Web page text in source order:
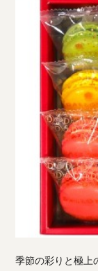
季節の彩りと極上